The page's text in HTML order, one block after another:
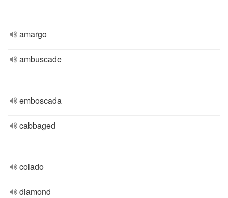
amargo
ambuscade
emboscada
cabbaged
colado
diamond